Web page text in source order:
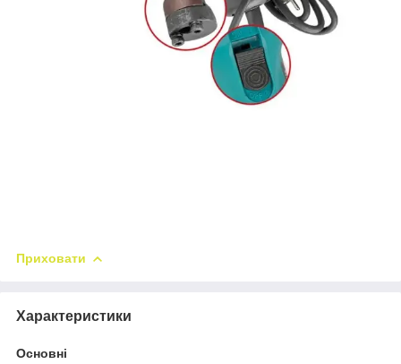
Приховати
Характеристики
Основні